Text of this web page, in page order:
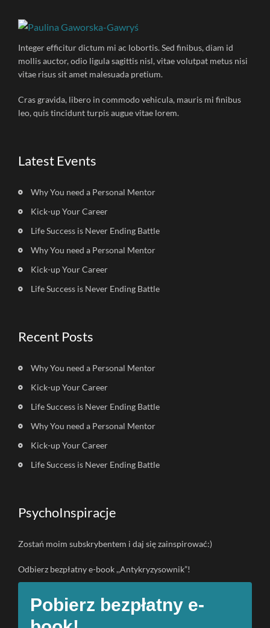
Integer efficitur dictum mi ac lobortis. Sed finibus, diam id
mollis auctor, odio ligula sagittis nisl, vitae volutpat metus nisi
vitae risus sit amet malesuada pretium.
Cras gravida, libero in commodo vehicula, mauris mi finibus
leo, quis tincidunt turpis augue vitae lorem.
Latest Events
Why You need a Personal Mentor
Kick-up Your Career
Life Success is Never Ending Battle
Why You need a Personal Mentor
Kick-up Your Career
Life Success is Never Ending Battle
Recent Posts
Why You need a Personal Mentor
Kick-up Your Career
Life Success is Never Ending Battle
Why You need a Personal Mentor
Kick-up Your Career
Life Success is Never Ending Battle
PsychoInspiracje
Zostań moim subskrybentem i daj się zainspirować:)
Odbierz bezpłatny e-book ,,Antykryzysownik”!
Pobierz bezpłatny e-